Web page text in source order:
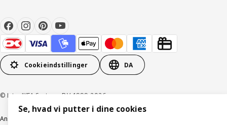
Cookieindstillinger DA
© Inter IKEA Systems B.V. 1999-2026
Ansvarlig rapportering
Se, hvad vi putter i dine cookies